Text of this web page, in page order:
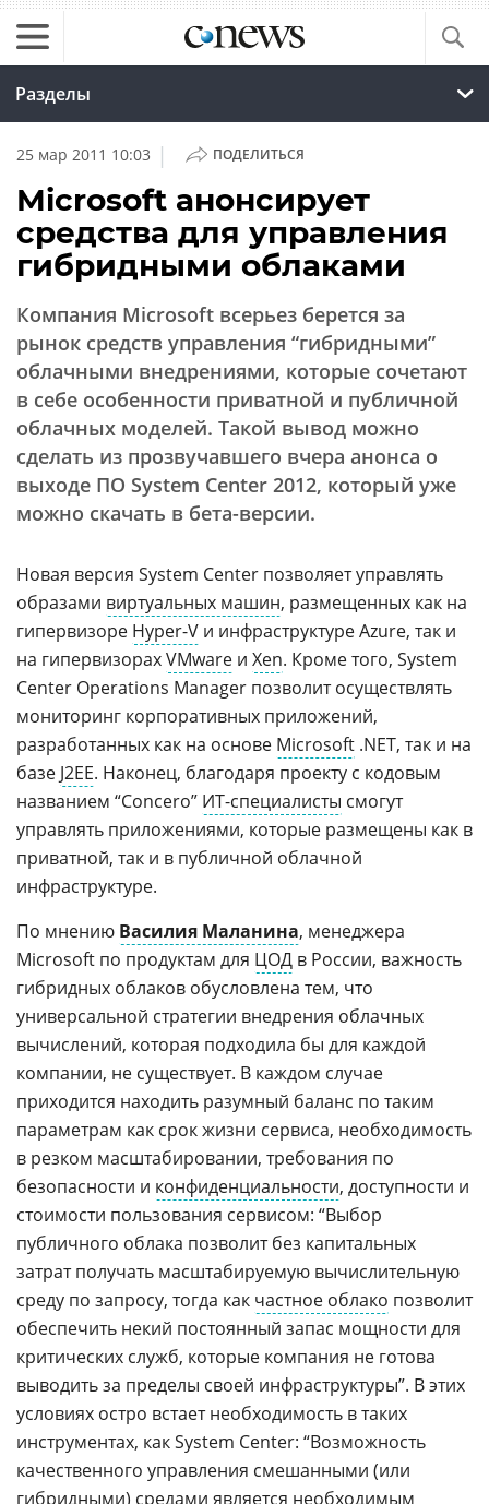
Разделы
25 мар 2011 10:03 | ПОДЕЛИТЬСЯ
Microsoft анонсирует
средства для управления
гибридными облаками
Компания Microsoft всерьез берется за
рынок средств управления “гибридными”
облачными внедрениями, которые сочетают
в себе особенности приватной и публичной
облачных моделей. Такой вывод можно
сделать из прозвучавшего вчера анонса о
выходе ПО System Center 2012, который уже
можно скачать в бета-версии.
Новая версия System Center позволяет управлять
образами виртуальных машин, размещенных как на
гипервизоре Hyper-V и инфраструктуре Azure, так и
на гипервизорахVMware и Xen. Кроме того, System
Center Operations Manager позволит осуществлять
мониторинг корпоративных приложений,
разработанных как на основе Microsoft .NET, так и на
базе J2EE. Наконец, благодаря проекту с кодовым
названием “Concero” ИТ-специалисты смогут
управлять приложениями, которые размещены как в
приватной, так и в публичной облачной
инфраструктуре.
По мнению Василия Маланина, менеджера
Microsoft по продуктам для ЦОД в России, важность
гибридных облаков обусловлена тем, что
универсальной стратегии внедрения облачных
вычислений, которая подходила бы для каждой
компании, не существует. В каждом случае
приходится находить разумный баланс по таким
параметрам как срок жизни сервиса, необходимость
в резком масштабировании, требования по
безопасности и конфиденциальности, доступности и
стоимости пользования сервисом: “Выбор
публичного облака позволит без капитальных
затрат получать масштабируемую вычислительную
среду по запросу, тогда как частное облако позволит
обеспечить некий постоянный запас мощности для
критических служб, которые компания не готова
выводить за пределы своей инфраструктуры”. В этих
условиях остро встает необходимость в таких
инструментах, как System Center: “Возможность
качественного управления смешанными (или
гибридными) средами является необходимым